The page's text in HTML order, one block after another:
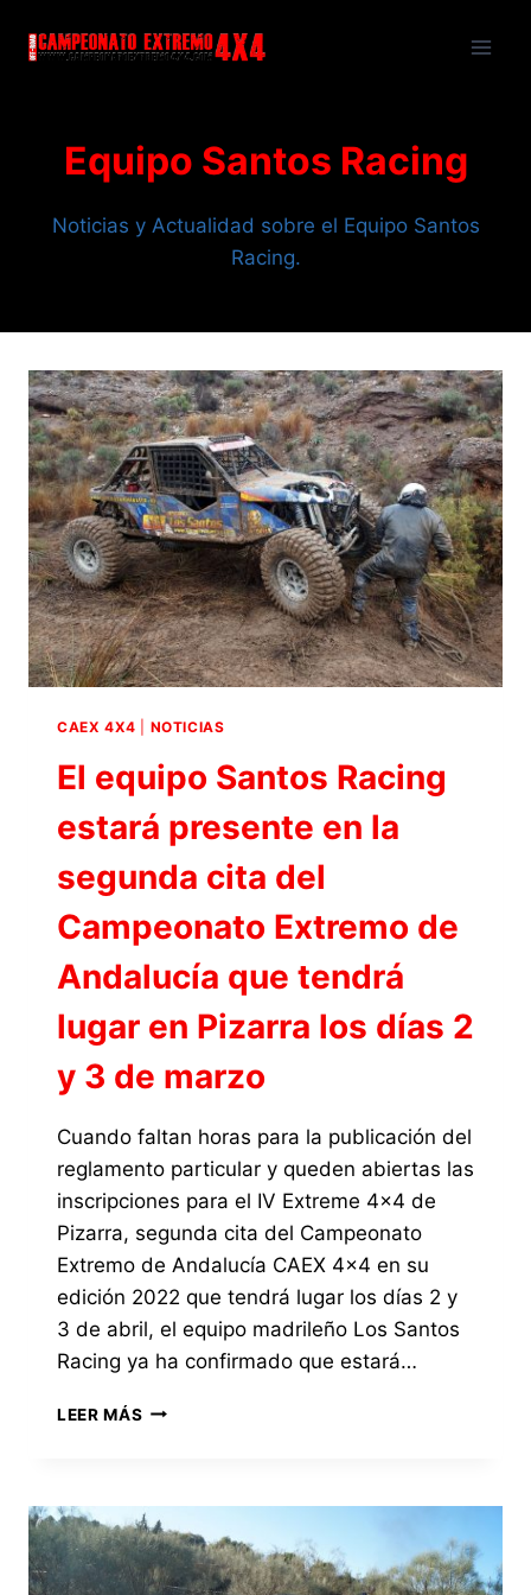
Equipo Santos Racing
Noticias y Actualidad sobre el Equipo Santos
Racing.
CAEX 4X4 NOTICIAS
El equipo Santos Racing
estará presente en la
segunda cita del
Campeonato Extremo de
Andalucía que tendrá
lugar en Pizarra los días 2
y 3 de marzo
Cuando faltan horas para la publicación del
reglamento particular y queden abiertas las
inscripciones para el IV Extreme 4×4 de
Pizarra, segunda cita del Campeonato
Extremo de Andalucía CAEX 4×4 en su
edición 2022 que tendrá lugar los días 2 y
3 de abril, el equipo madrileño Los Santos
Racing ya ha confirmado que estará…
LEER MÁS EL
ESTARÁ
PRESENTE
EN
LA